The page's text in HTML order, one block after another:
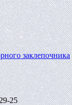
заклепочника
25